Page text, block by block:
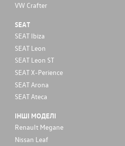
VW Crafter
SEAT
SEAT Ibiza
SEAT Leon
SEAT Leon ST
SEAT X-Perience
SEAT Arona
SEAT Ateca
ІНШІ МОДЕЛІ
Renault Megane
Nissan Leaf